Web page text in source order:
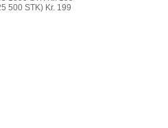
500 STK) Kr. 199